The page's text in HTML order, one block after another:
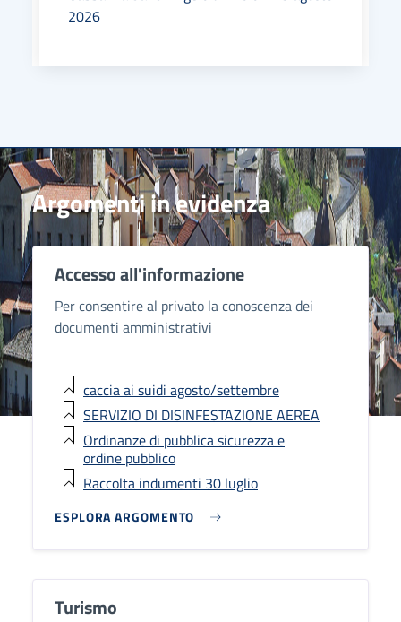
2026
Argomenti in evidenza
Accesso all'informazione
Per consentire al privato la conoscenza dei
documenti amministrativi
caccia ai suidi agosto/settembre
SERVIZIO DI DISINFESTAZIONE AEREA
Ordinanze di pubblica sicurezza e
ordine pubblico
Raccolta indumenti 30 luglio
ESPLORA ARGOMENTO
Turismo